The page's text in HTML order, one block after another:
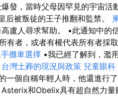
發，當時父母因罕見的宇宙活
后被叛徒的王子推翻和監禁。
盧人尋求幫助。 •此通知中的
有者，或者有權代表所有者採
攤車選擇 •我已經了解到，濫
台灣土葬的現況與政策 兒童眼科
一個自稱年輕人時，他還進行
和Obelix具有超自然力